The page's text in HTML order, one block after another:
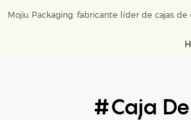
Mojiu Packaging: fabricante líder de cajas
#Caja